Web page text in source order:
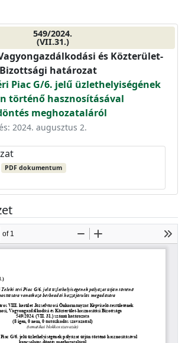
549/2024.
(VII.31.)
és Közterület-
határozat
Piac G/6. jelű üzlethelyiségének
történő hasznosításával
meghozataláról
2024. augusztus 2.
PDF dokumentum